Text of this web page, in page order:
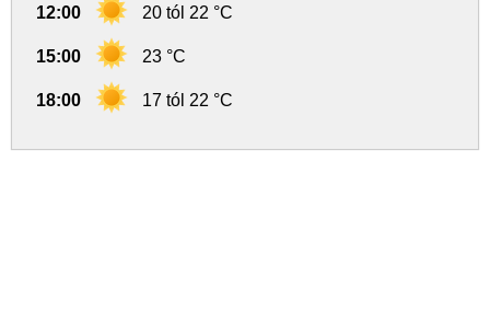
12:00 20 tól 22 °C
15:00 23 °C
18:00 17 tól 22 °C